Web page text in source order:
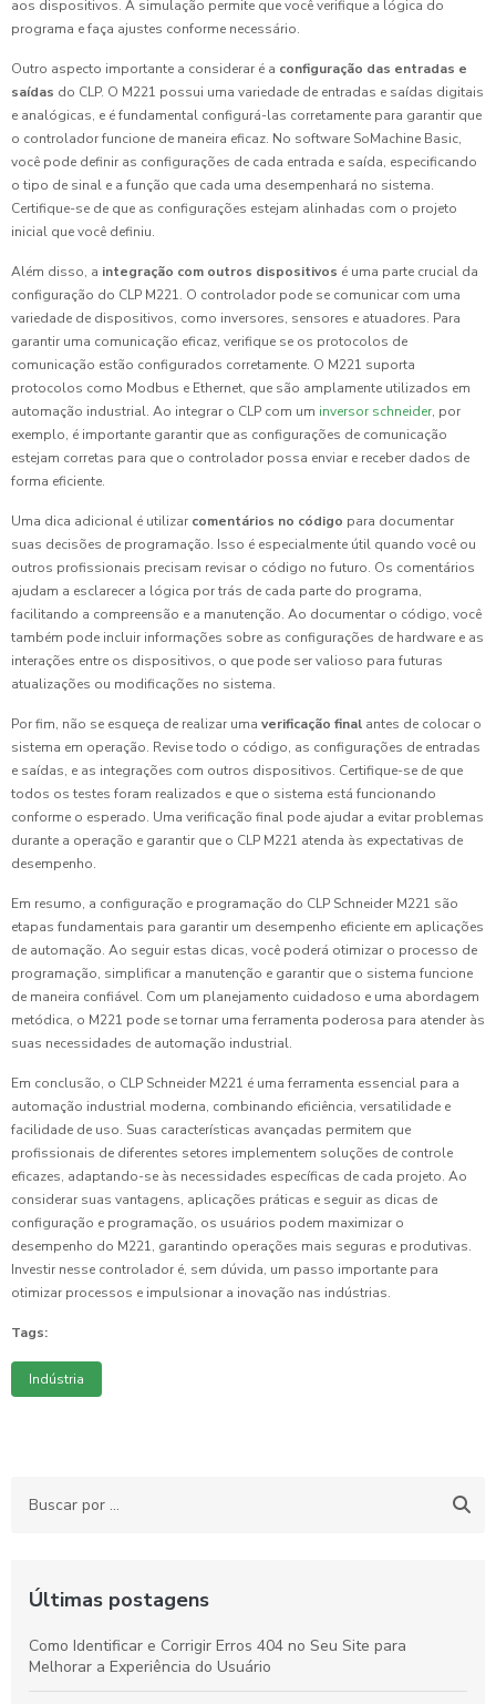
aos dispositivos. A simulação permite que você verifique a lógica do
programa e faça ajustes conforme necessário.
Outro aspecto importante a considerar é a configuração das entradas e
saídas do CLP. O M221 possui uma variedade de entradas e saídas digitais
e analógicas, e é fundamental configurá-las corretamente para garantir que
o controlador funcione de maneira eficaz. No software SoMachine Basic,
você pode definir as configurações de cada entrada e saída, especificando
o tipo de sinal e a função que cada uma desempenhará no sistema.
Certifique-se de que as configurações estejam alinhadas com o projeto
inicial que você definiu.
Além disso, a integração com outros dispositivos é uma parte crucial da
configuração do CLP M221. O controlador pode se comunicar com uma
variedade de dispositivos, como inversores, sensores e atuadores. Para
garantir uma comunicação eficaz, verifique se os protocolos de
comunicação estão configurados corretamente. O M221 suporta
protocolos como Modbus e Ethernet, que são amplamente utilizados em
automação industrial. Ao integrar o CLP com um inversor schneider, por
exemplo, é importante garantir que as configurações de comunicação
estejam corretas para que o controlador possa enviar e receber dados de
forma eficiente.
Uma dica adicional é utilizar comentários no código para documentar
suas decisões de programação. Isso é especialmente útil quando você ou
outros profissionais precisam revisar o código no futuro. Os comentários
ajudam a esclarecer a lógica por trás de cada parte do programa,
facilitando a compreensão e a manutenção. Ao documentar o código, você
também pode incluir informações sobre as configurações de hardware e as
interações entre os dispositivos, o que pode ser valioso para futuras
atualizações ou modificações no sistema.
Por fim, não se esqueça de realizar uma verificação final antes de colocar o
sistema em operação. Revise todo o código, as configurações de entradas
e saídas, e as integrações com outros dispositivos. Certifique-se de que
todos os testes foram realizados e que o sistema está funcionando
conforme o esperado. Uma verificação final pode ajudar a evitar problemas
durante a operação e garantir que o CLP M221 atenda às expectativas de
desempenho.
Em resumo, a configuração e programação do CLP Schneider M221 são
etapas fundamentais para garantir um desempenho eficiente em aplicações
de automação. Ao seguir estas dicas, você poderá otimizar o processo de
programação, simplificar a manutenção e garantir que o sistema funcione
de maneira confiável. Com um planejamento cuidadoso e uma abordagem
metódica, o M221 pode se tornar uma ferramenta poderosa para atender às
suas necessidades de automação industrial.
Em conclusão, o CLP Schneider M221 é uma ferramenta essencial para a
automação industrial moderna, combinando eficiência, versatilidade e
facilidade de uso. Suas características avançadas permitem que
profissionais de diferentes setores implementem soluções de controle
eficazes, adaptando-se às necessidades específicas de cada projeto. Ao
considerar suas vantagens, aplicações práticas e seguir as dicas de
configuração e programação, os usuários podem maximizar o
desempenho do M221, garantindo operações mais seguras e produtivas.
Investir nesse controlador é, sem dúvida, um passo importante para
otimizar processos e impulsionar a inovação nas indústrias.
Tags:
Indústria
Últimas postagens
Como Identificar e Corrigir Erros 404 no Seu Site para
Melhorar a Experiência do Usuário